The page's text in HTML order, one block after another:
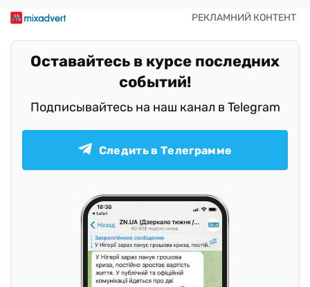
Оставайтесь в курсе последних
событий!
Подписывайтесь на наш канал в Telegram
Следить в Телеграмме